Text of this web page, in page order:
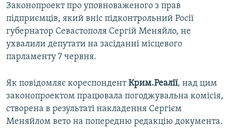
пошуку
ІНТЕРВ'Ю
ВСЕ ЗА ДЕНЬ
СПЕЦПРОЕКТИ
ДЕПОРТАЦІЯ
ВІДЕОУРОКИ «ELIFBE»
СВІДЧЕННЯ ОКУПАЦІЇ
УКРАЇНСЬКА ПРОБЛЕМА КРИМУ
ЯК ОБІЙТИ БЛОКУВАННЯ
Русский
Qırımtatar
Законопроект про уповноваженого з прав
підприємців, який вніс підконтрольний Росії
губернатор Севастополя Сергій Меняйло, не
ухвалили депутати на засіданні місцевого
парламенту 7 червня.
Як повідомляє кореспондентКрим.Реалії, над цим
законопроектом працювала погоджувальна комісія,
створена в результаті накладення Сергієм
Меняйлом вето на попередню редакцію документа.